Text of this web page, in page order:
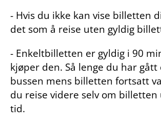
- Hvis du ikke kan vise billetten
det som å reise uten gyldig
- Enkeltbilletten er gyldig i 90
kjøper den. Så lenge du har
bussen mens billetten fortsatt
du reise videre selv om
tid.